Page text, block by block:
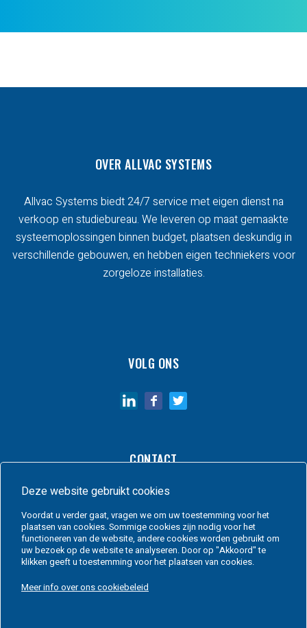
OVER ALLVAC SYSTEMS
Allvac Systems biedt 24/7 service met eigen dienst na
verkoop en studiebureau. We leveren op maat gemaakte
systeemoplossingen binnen budget, plaatsen deskundig in
verschillende gebouwen, en hebben eigen techniekers voor
zorgeloze installaties.
VOLG ONS
CONTACT
Rue Auguste Beernaert 11480 Tubize
info@allvacsystems.be+32 2 356 97 77
Deze website gebruikt cookies
Voordat u verder gaat, vragen we om uw toestemming voor het
plaatsen van cookies. Sommige cookies zijn nodig voor het
functioneren van de website, andere cookies worden gebruikt om
uw bezoek op de website te analyseren. Door op "Akkoord" te
klikken geeft u toestemming voor het plaatsen van cookies.
Meer info over ons cookiebeleid